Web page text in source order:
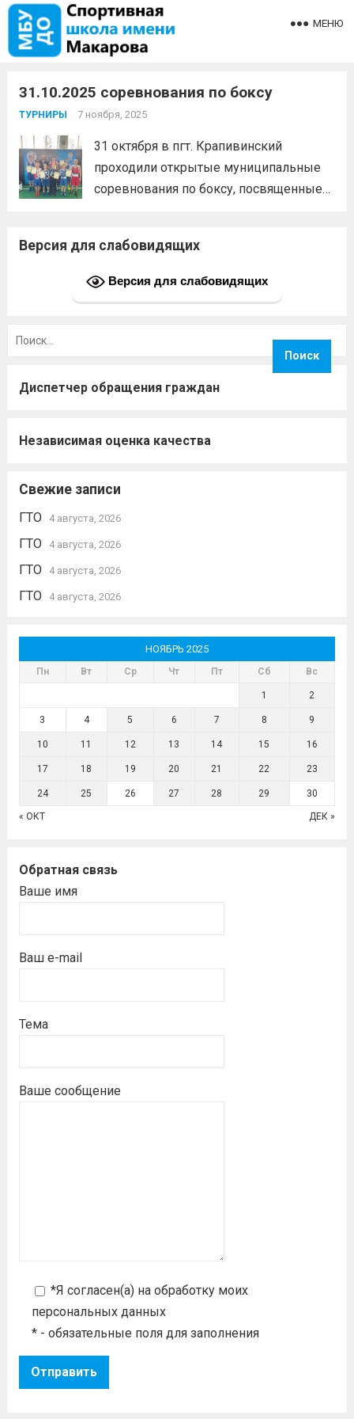
МЕНЮ
31.10.2025 соревнования по боксу
ТУРНИРЫ 7 ноября, 2025
31 октября в пгт. Крапивинский
проходили открытые муниципальные
соревнования по боксу, посвященные
Палий Олег, Кругляков Михаил, Джола
Федор, Дубровский Макар, Блинов
тренер-преподаватель Щукин Николай
Версия для слабовидящих
Версия для слабовидящих
Диспетчер обращения граждан
Независимая оценка качества
Свежие записи
ГТО 4 августа, 2026
ГТО 4 августа, 2026
ГТО 4 августа, 2026
ГТО 4 августа, 2026
НОЯБРЬ 2025
Пн Вт Ср Чт Пт Сб Вс
1 2
3 4 5 6 7 8 9
10 11 12 13 14 15 16
17 18 19 20 21 22 23
24 25 26 27 28 29 30
« ОКТ ДЕК »
Обратная связь
Ваше имя
Ваш e-mail
Тема
Ваше сообщение
*Я согласен(а) на обработку моих
персональных данных
* - обязательные поля для заполнения